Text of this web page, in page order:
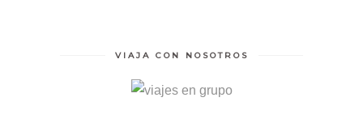
VIAJA CON NOSOTROS